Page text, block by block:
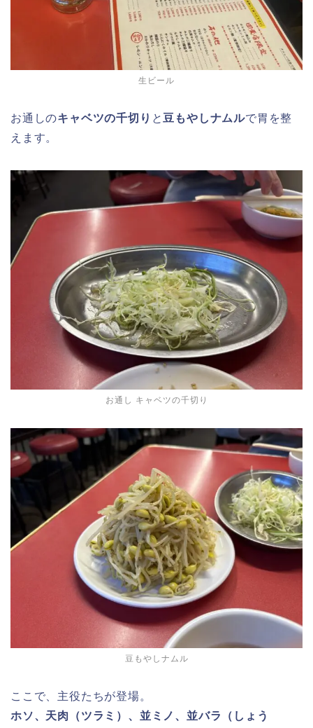
生ビール
お通しのキャベツの千切り と 豆もやしナムルで胃を整
えます。
お通し キャベツの千切り
豆もやしナムル
ここで、主役たちが登場。
ホソ、天肉（ツラミ）、並ミノ、並バラ（しょう